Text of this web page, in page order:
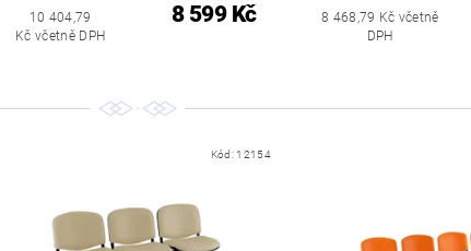
10 404,79
Kč včetně DPH
8 599 Kč
8 468,79 Kč včetně
DPH
Kód: 12154